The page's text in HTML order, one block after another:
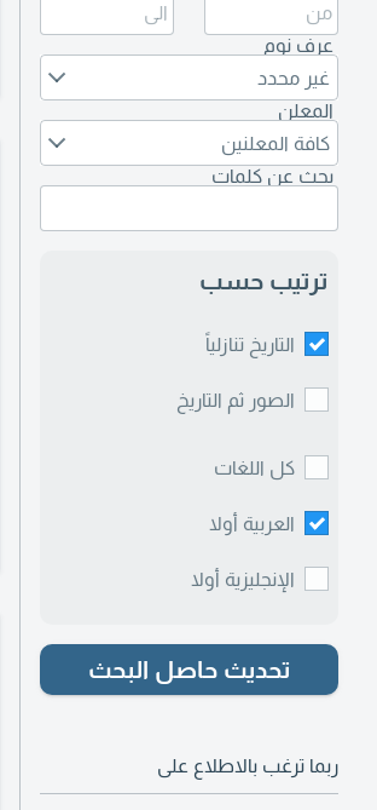
عرف نوم
غير محدد
المعلن
كافة المعلنين
بحث عن كلمات
ترتيب حسب
التاريخ تنازلياً
الصور ثم التاريخ
كل اللغات
العربية أولا
الإنجليزية أولا
تحديث حاصل البحث
ربما ترغب بالاطلاع على